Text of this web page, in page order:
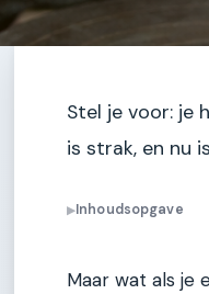
Stel je voor: je
is strak, en nu
▶Inhoudsopgave
Maar wat als je